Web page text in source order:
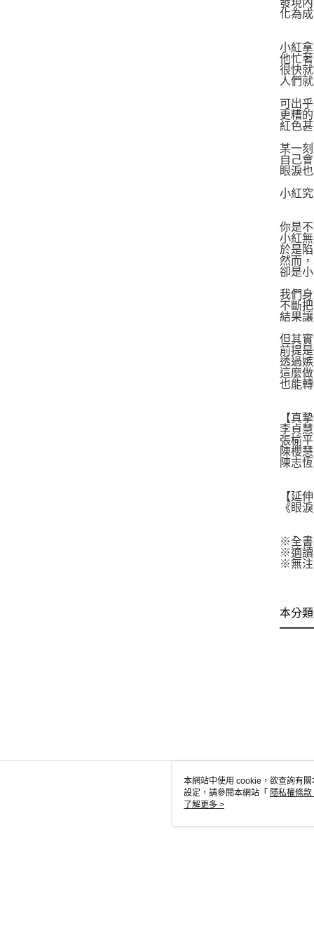
發現
化為
小紅
他忙
很快
人們
可出
更糟
紅色
某一
自己
眼淚
小紅
你是
小紅
於是
然而
卻是
我們
不斷
結果
但其
前提
透過
這麼
也能
【真
李貞
張榆
陳櫻
陳志
【延
《眼
※全書
※適讀
※無
本分
本網站中使用 cookie，欲查詢有
設定，請參閱本網站「 隱私權條款
使用 cookie。
了解更多 >